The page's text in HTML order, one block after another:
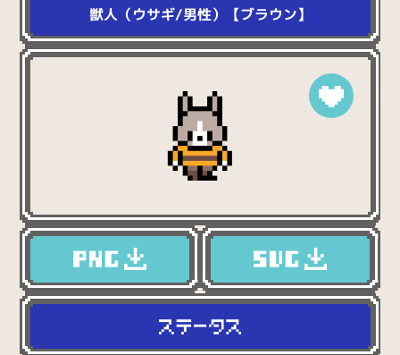
獣人（ウサギ/男性）【ブラウン】